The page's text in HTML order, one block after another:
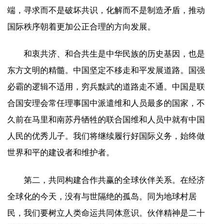
端，寻求而不是破坏共识，化解而不是制造矛盾，推动
国际秩序朝着更加公正合理的方向发展。
和衷共济、和合共生是中华民族的历史基因，也是
东方文明的精髓。中国坚定不移走和平发展道路。国强
必霸的逻辑不适用，穷兵黩武的道路走不通。中国是联
合国安理会常任理事国中派遣维和人员最多的国家，不
久前在马里和南苏丹牺牲的联合国维和人员中就有中国
人民的优秀儿子。我们将继续履行好国际义务，始终做
世界和平的建设者和维护者。
第二，共同构建合作共赢的全球伙伴关系。在经济
全球化的今天，没有与世隔绝的孤岛。同为地球村居
民，我们要树立人类命运共同体意识。伙伴精神是二十